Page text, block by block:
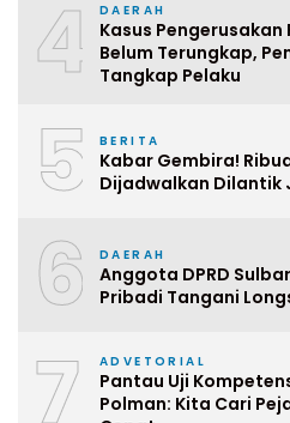
4 DAERAH
Kasus Pengerusakan
Belum Terungkap,
Tangkap Pelaku
5 BERITA
Kabar Gembira!
Dijadwalkan Dilantik
6 DAERAH
Anggota DPRD
Pribadi Tangani
7 ADVETORIAL
Pantau Uji
Polman: Kita Cari